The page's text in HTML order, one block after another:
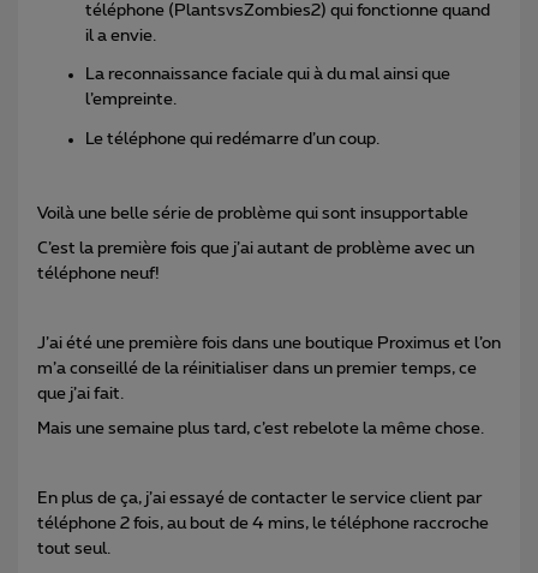
téléphone (PlantsvsZombies2) qui fonctionne quand
il a envie.
La reconnaissance faciale qui à du mal ainsi que
l’empreinte.
Le téléphone qui redémarre d’un coup.
Voilà une belle série de problème qui sont insupportable
C’est la première fois que j’ai autant de problème avec un
téléphone neuf!
J’ai été une première fois dans une boutique Proximus et l’on
m’a conseillé de la réinitialiser dans un premier temps, ce
que j’ai fait.
Mais une semaine plus tard, c’est rebelote la même chose.
En plus de ça, j’ai essayé de contacter le service client par
téléphone 2 fois, au bout de 4 mins, le téléphone raccroche
tout seul.